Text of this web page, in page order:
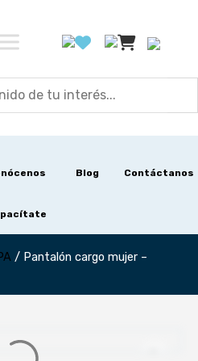
Blog Contáctanos
/ Pantalón cargo mujer –